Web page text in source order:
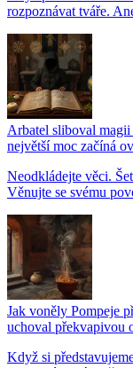
rozpoznávat tváře.
Arbatel sliboval
největší moc začíná
Neodkládejte věci.
Věnujte se svému
Jak voněly Pompeje
uchoval překvapivou
Když si